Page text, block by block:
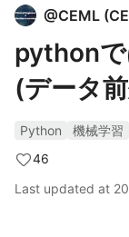
@CEML (
python
(データ
Python 機械学習
46
Last updated at